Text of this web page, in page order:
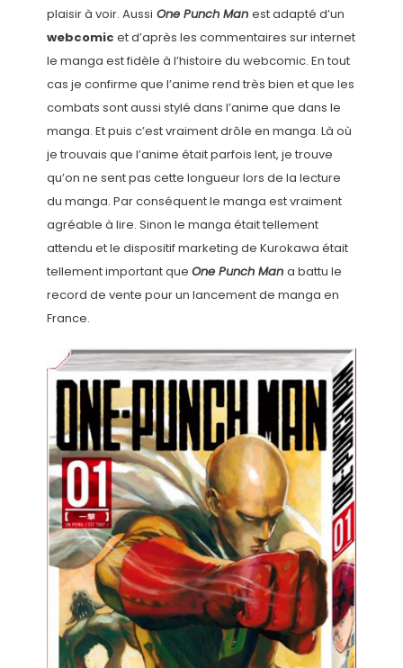
plaisir à voir. Aussi One Punch Man est adapté d’un
webcomic et d’après les commentaires sur internet
le manga est fidèle à l’histoire du webcomic. En tout
cas je confirme que l’anime rend très bien et que les
combats sont aussi stylé dans l’anime que dans le
manga. Et puis c’est vraiment drôle en manga. Là où
je trouvais que l’anime était parfois lent, je trouve
qu’on ne sent pas cette longueur lors de la lecture
du manga. Par conséquent le manga est vraiment
agréable à lire. Sinon le manga était tellement
attendu et le dispositif marketing de Kurokawa était
tellement important que One Punch Man a battu le
record de vente pour un lancement de manga en
France.